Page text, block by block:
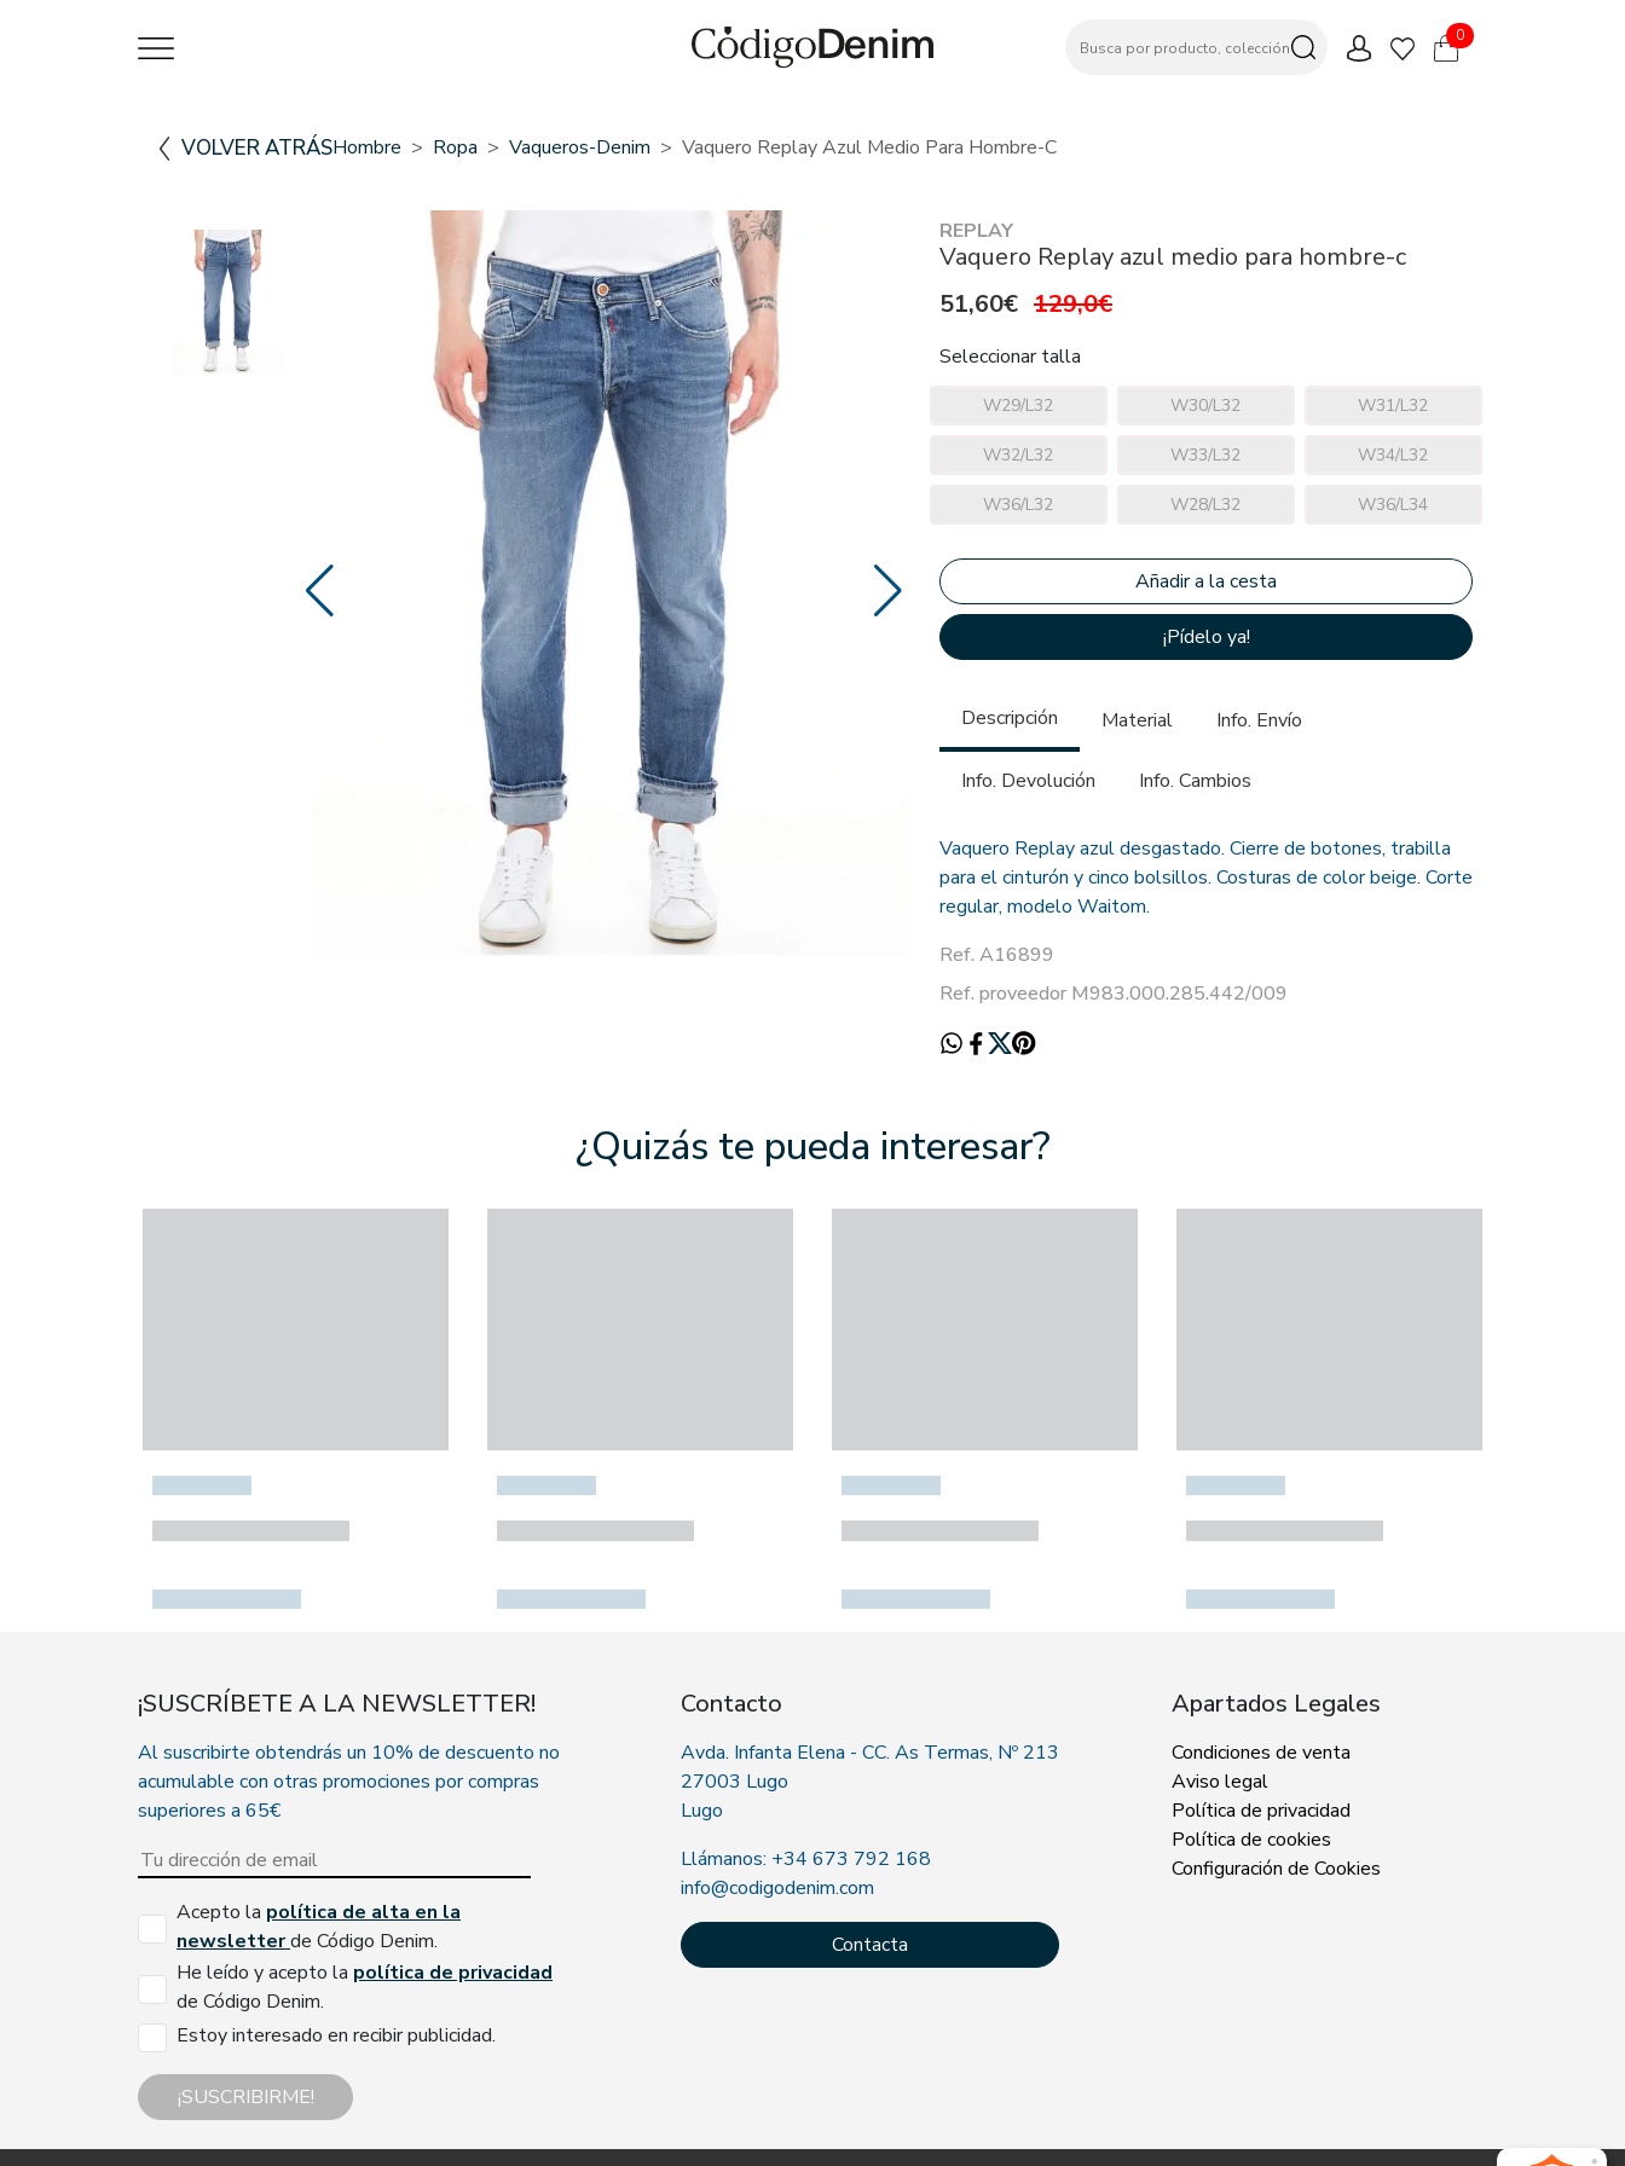
0
VOLVER ATRÁSHombre Ropa Vaqueros-Denim Vaquero Replay Azul Medio Para Hombre-C
REPLAY
Vaquero Replay azul medio para hombre-c
51,60€ 129,0€
Seleccionar talla
W29/L32 W30/L32 W31/L32
W32/L32 W33/L32 W34/L32
W36/L32 W28/L32 W36/L34
¡Pídelo ya!
Descripción Material Info. Envío
Info. Devolución Info. Cambios
Vaquero Replay azul desgastado. Cierre de botones, trabilla
para el cinturón y cinco bolsillos. Costuras de color beige. Corte
regular, modelo Waitom.
Ref. A16899
Ref. proveedor M983.000.285.442/009
¿Quizás te pueda interesar?
¡SUSCRÍBETE A LA NEWSLETTER!
Al suscribirte obtendrás un 10% de descuento no
acumulable con otras promociones por compras
superiores a 65€
Acepto la política de alta en la
newsletterde Código Denim.
He leído y acepto la política de privacidad
de Código Denim.
Estoy interesado en recibir publicidad.
¡SUSCRIBIRME!
Contacto
Avda. Infanta Elena - CC. As Termas, Nº 213
27003 Lugo
Lugo
Llámanos: +34 673 792 168
info@codigodenim.com
Contacta
Apartados Legales
Condiciones de venta
Aviso legal
Política de privacidad
Política de cookies
Configuración de Cookies